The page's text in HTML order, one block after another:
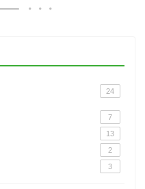
24
7
13
2
3